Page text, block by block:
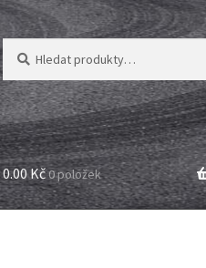
Hledat:
Hledat
0.00 Kč0 položek